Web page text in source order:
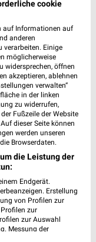
cookie
auf Informationen auf
anderen
verarbeiten. Einige
möglicherweise
widersprechen, öffnen
akzeptieren, ablehnen
verwalten“
in der linken
zu widerrufen,
Fußzeile der Website
dieser Seite können
werden unseren
Browserdaten.
die Leistung der
Endgerät.
Erstellung
von Profilen zur
zur
zur Auswahl
Messung der